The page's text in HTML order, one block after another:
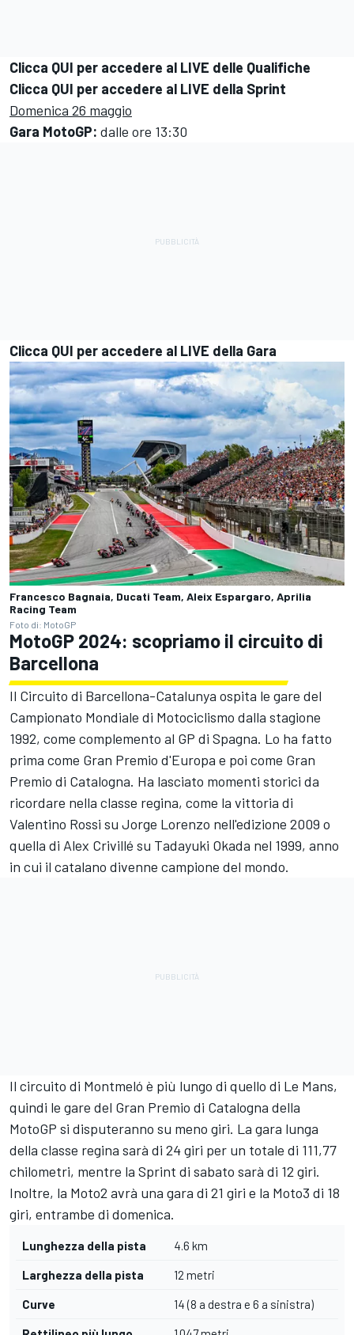
Clicca QUI per accedere al LIVE delle Qualifiche
Clicca QUI per accedere al LIVE della Sprint
Domenica 26 maggio
Gara MotoGP: dalle ore 13:30
Clicca QUI per accedere al LIVE della Gara
Francesco Bagnaia, Ducati Team, Aleix Espargaro, Aprilia
Racing Team
Foto di: MotoGP
MotoGP 2024: scopriamo il circuito di
Barcellona
Il Circuito di Barcellona-Catalunya ospita le gare del
Campionato Mondiale di Motociclismo dalla stagione
1992, come complemento al GP di Spagna. Lo ha fatto
prima come Gran Premio d'Europa e poi come Gran
Premio di Catalogna. Ha lasciato momenti storici da
ricordare nella classe regina, come la vittoria di
Valentino Rossi su Jorge Lorenzo nell'edizione 2009 o
quella di Alex Crivillé su Tadayuki Okada nel 1999, anno
in cui il catalano divenne campione del mondo.
Il circuito di Montmeló è più lungo di quello di Le Mans,
quindi le gare del Gran Premio di Catalogna della
MotoGP si disputeranno su meno giri. La gara lunga
della classe regina sarà di 24 giri per un totale di 111,77
chilometri, mentre la Sprint di sabato sarà di 12 giri.
Inoltre, la Moto2 avrà una gara di 21 giri e la Moto3 di 18
giri, entrambe di domenica.
Lunghezza della pista 4.6 km
Larghezza della pista 12 metri
Curve 14 (8 a destra e 6 a sinistra)